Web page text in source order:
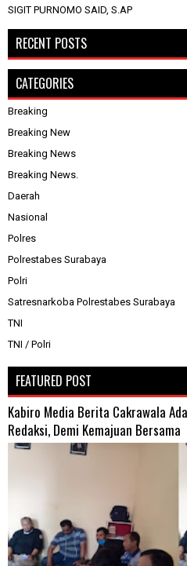
SIGIT PURNOMO SAID, S.AP
RECENT POSTS
CATEGORIES
Breaking
Breaking New
Breaking News
Breaking News.
Daerah
Nasional
Polres
Polrestabes Surabaya
Polri
Satresnarkoba Polrestabes Surabaya
TNI
TNI / Polri
FEATURED POST
Kabiro Media Berita Cakrawala
Redaksi, Demi Kemajuan Bersama